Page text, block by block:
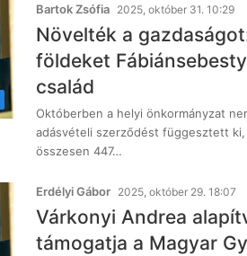
Bartok Zsófia 2025, október 31. 10:29
Növelték a
földeket
család
Októberben a helyi önkormányzat
adásvételi szerződést függesztett
összesen 447…
Erdélyi Gábor 2025, október 29. 18:07
Várkonyi Andrea
támogatja a Magyar